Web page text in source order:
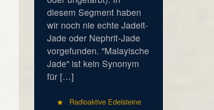
diesem Segment haben
wir noch nie echte Jadeit-
Jade oder Nephrit-Jade
vorgefunden. "Malayische
Jade" ist kein Synonym
für […]
Radioaktive Edelsteine